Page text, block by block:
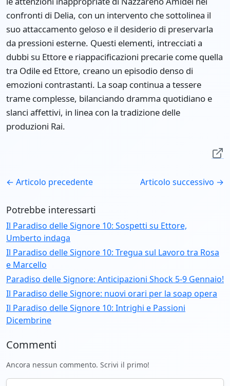
confronti di Delia, con un intervento che sottolinea il
suo attaccamento geloso e il desiderio di preservarla
da pressioni esterne. Questi elementi, intrecciati a
dubbi su Ettore e riappacificazioni precarie come quella
tra Odile ed Ettore, creano un episodio denso di
emozioni contrastanti. La soap continua a tessere
trame complesse, bilanciando dramma quotidiano e
slanci affettivi, in linea con la tradizione delle
produzioni Rai.
← Articolo precedente Articolo successivo →
Potrebbe interessarti
Il Paradiso delle Signore 10: Sospetti su Ettore,
Umberto indaga
Il Paradiso delle Signore 10: Tregua sul Lavoro tra Rosa
e Marcello
Paradiso delle Signore: Anticipazioni Shock 5-9 Gennaio!
Il Paradiso delle Signore: nuovi orari per la soap opera
Il Paradiso delle Signore 10: Intrighi e Passioni
Dicembrine
Commenti
Ancora nessun commento. Scrivi il primo!